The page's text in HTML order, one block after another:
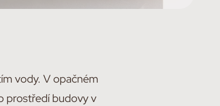
vody. V opačném
prostředí budovy v